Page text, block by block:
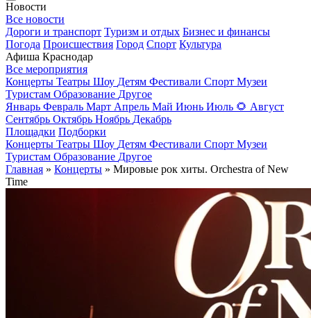
Новости
Все новости
Дороги и транспорт Туризм и отдых Бизнес и финансы
Погода Происшествия Город Спорт Культура
Афиша Краснодар
Все мероприятия
Концерты Театры Шоу Детям Фестивали Спорт Музеи
Туристам Образование Другое
Январь Февраль Март Апрель Май Июнь Июль 🌻 Август
Сентябрь Октябрь Ноябрь Декабрь
Площадки Подборки
Концерты Театры Шоу Детям Фестивали Спорт Музеи
Туристам Образование Другое
Главная » Концерты » Мировые рок хиты. Orchestra of New
Time